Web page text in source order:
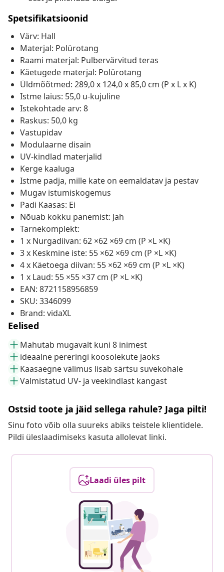
Spetsifikatsioonid
Värv: Hall
Materjal: Polürotang
Raami materjal: Pulbervärvitud teras
Käetugede materjal: Polürotang
Üldmõõtmed: 289,0 x 124,0 x 85,0 cm (P x L x K)
Istme laius: 55,0 u-kujuline
Istekohtade arv: 8
Raskus: 50,0 kg
Vastupidav
Modulaarne disain
UV-kindlad materjalid
Kerge kaaluga
Istme padja, mille kate on eemaldatav ja pestav
Mugav istumiskogemus
Padi Kaasas: Ei
Nõuab kokku panemist: Jah
Tarnekomplekt:
1 x Nurgadiivan: 62 ×62 ×69 cm (P ×L ×K)
3 x Keskmine iste: 55 ×62 ×69 cm (P ×L ×K)
4 x Käetoega diivan: 55 ×62 ×69 cm (P ×L ×K)
1 x Laud: 55 ×55 ×37 cm (P ×L ×K)
EAN: 8721158956859
SKU: 3346099
Brand: vidaXL
Eelised
Mahutab mugavalt kuni 8 inimest
ideaalne pereringi koosolekute jaoks
Kaasaegne välimus lisab särtsu suvekohale
Valmistatud UV- ja veekindlast kangast
Ostsid toote ja jäid sellega rahule? Jaga pilti!
Sinu foto võib olla suureks abiks teistele klientidele.
Pildi üleslaadimiseks kasuta allolevat linki.
Laadi üles pilt